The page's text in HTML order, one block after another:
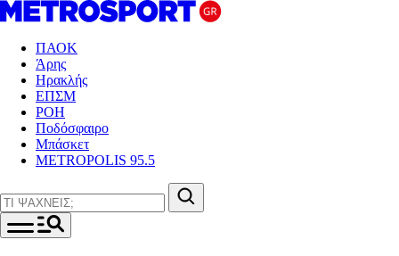
ΠΑΟΚ
Άρης
Ηρακλής
ΕΠΣΜ
ΡΟΗ
Ποδόσφαιρο
Μπάσκετ
METROPOLIS 95.5